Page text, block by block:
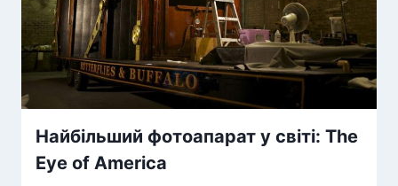
Найбільший фотоапарат у світі: The
Eye of America